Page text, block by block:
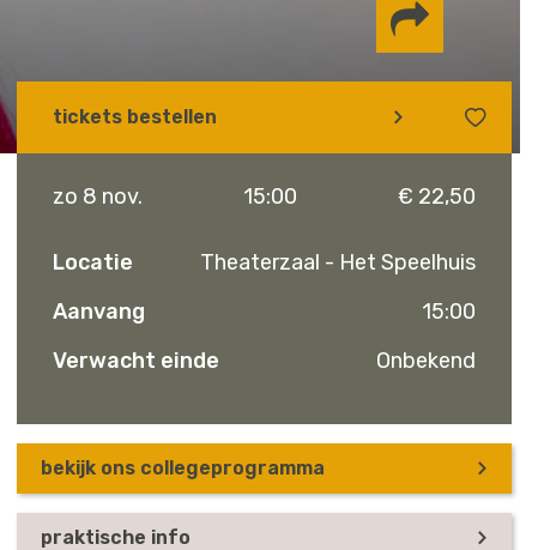
Delen via
tickets bestellen
zo 8 nov. 15:00 € 22,50
Locatie
Theaterzaal - Het Speelhuis
Aanvang
15:00
Verwacht einde
Onbekend
bekijk ons collegeprogramma
praktische info